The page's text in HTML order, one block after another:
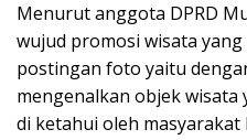
Menurut anggota DPRD
wujud promosi wisata
postingan foto yaitu
mengenalkan objek wisata
di ketahui oleh masyarakat